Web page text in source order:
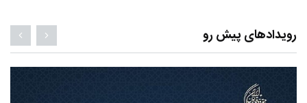
رویدادهای پیش رو